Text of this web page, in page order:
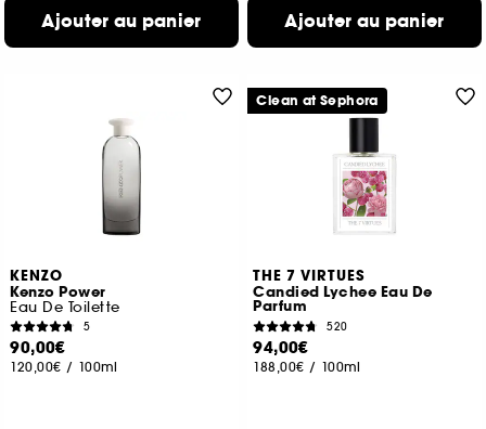
Ajouter au panier Ajouter au panier
KENZO
Kenzo Power
Eau De Toilette
5
90,00€
120,00€ / 100ml
THE 7 VIRTUES
Candied Lychee Eau De
Parfum
520
94,00€
188,00€ / 100ml
Clean at Sephora